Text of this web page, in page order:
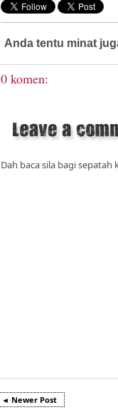
Anda tentu minat
0 komen:
Dah baca sila bagi sepatah
◄ Newer Post